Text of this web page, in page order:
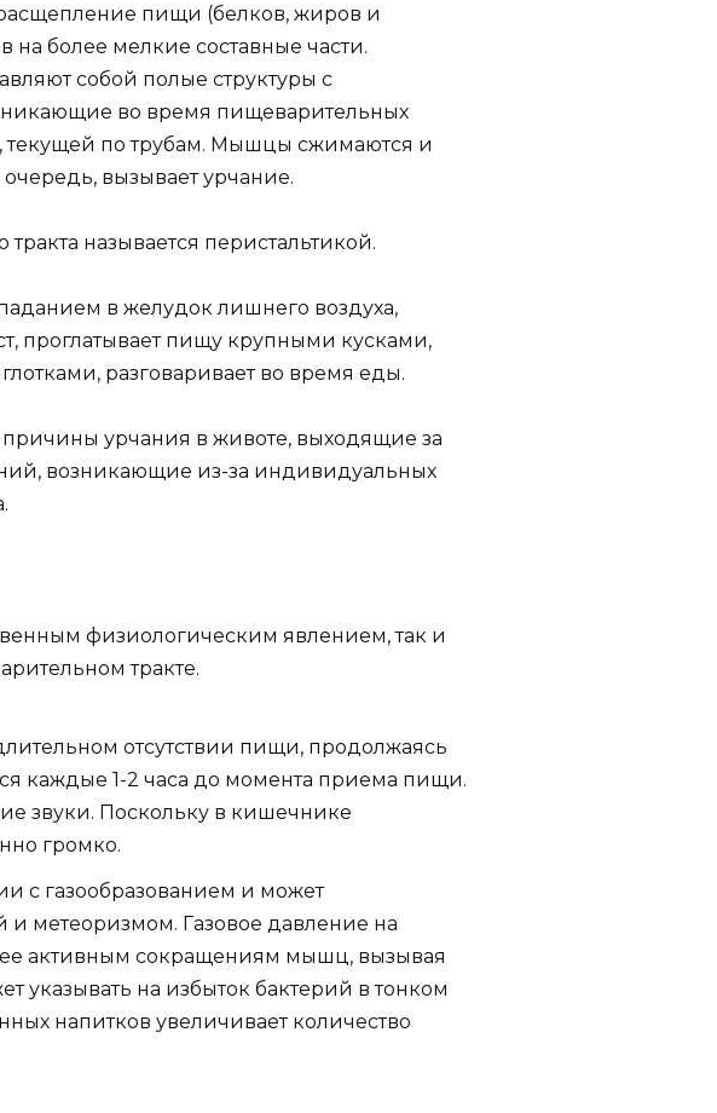
пищи (белков, жиров и
более мелкие составные части.
собой полые структуры с
во время пищеварительных
текущей по трубам. Мышцы сжимаются и
вызывает урчание.
называется перистальтикой.
в желудок лишнего воздуха,
проглатывает пищу крупными кусками,
разговаривает во время еды.
урчания в животе, выходящие за
возникающие из-за индивидуальных
физиологическим явлением, так и
тракте.
отсутствии пищи, продолжаясь
каждые 1-2 часа до момента приема пищи.
звуки. Поскольку в кишечнике
громко.
с газообразованием и может
метеоризмом. Газовое давление на
активным сокращениям мышц, вызывая
указывать на избыток бактерий в тонком
напитков увеличивает количество